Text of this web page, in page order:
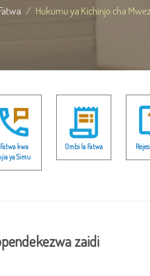
Hukumu ya Kichinjo cha
Fatwa kwa
ya Simu
Ombi la Fatwa
zaidi